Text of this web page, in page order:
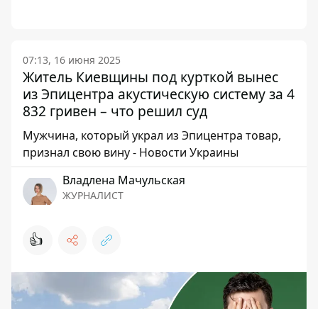
07:13, 16 июня 2025
Житель Киевщины под курткой вынес
из Эпицентра акустическую систему за 4
832 гривен – что решил суд
Мужчина, который украл из Эпицентра товар,
признал свою вину - Новости Украины
Владлена Мачульская
ЖУРНАЛИСТ
👍